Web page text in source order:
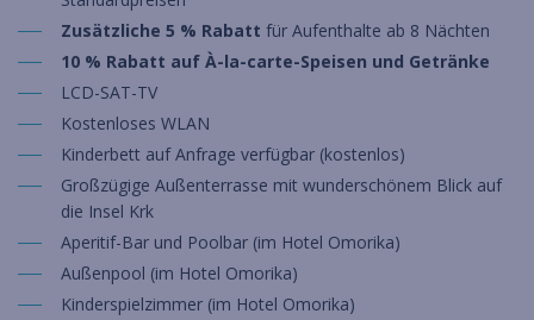
Zusätzliche 5 % Rabatt für Aufenthalte ab 8 Nächten
10 % Rabatt auf À-la-carte-Speisen und Getränke
LCD-SAT-TV
Kostenloses WLAN
Kinderbett auf Anfrage verfügbar (kostenlos)
Großzügige Außenterrasse mit wunderschönem Blick auf
die Insel Krk
Aperitif-Bar und Poolbar (im Hotel Omorika)
Außenpool (im Hotel Omorika)
Kinderspielzimmer (im Hotel Omorika)